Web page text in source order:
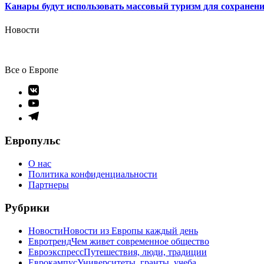
Канары будут использовать массовый туризм для
Новости
Все о Европе
Элемент
меню
Элемент
меню
Элемент
Европульс
О нас
Политика конфиденциальности
Партнеры
Рубрики
НовостиНовости из Европы каждый день
ЕвротрендЧем живет современное общество
ЕвроэкспрессПутешествия, люди, традиции